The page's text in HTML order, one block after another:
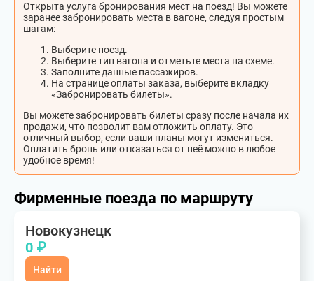
Открыта услуга бронирования мест на поезд! Вы можете
заранее забронировать места в вагоне, следуя простым
шагам:
Выберите поезд.
Выберите тип вагона и отметьте места на схеме.
Заполните данные пассажиров.
На странице оплаты заказа, выберите вкладку
«Забронировать билеты».
Вы можете забронировать билеты сразу после начала их
продажи, что позволит вам отложить оплату. Это
отличный выбор, если ваши планы могут измениться.
Оплатить бронь или отказаться от неё можно в любое
удобное время!
Фирменные поезда по маршруту
Новокузнецк
0 ₽
Найти